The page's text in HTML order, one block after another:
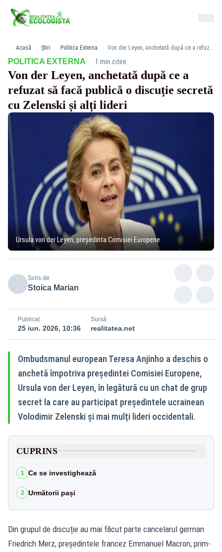
Acasă Știri Politica Externa Von der Leyen, anchetată după ce a refuzat să facă publică o discuție secretă cu Zelenski și alți lideri
POLITICA EXTERNA· 1 min citire
Von der Leyen, anchetată după ce a
refuzat să facă publică o discuție secretă
cu Zelenski și alți lideri
Ursula von der Leyen, președinta Comisiei Europene
Scris de
Stoica Marian
Publicat
25 iun. 2026, 10:36
Sursă
realitatea.net
Ombudsmanul european Teresa Anjinho a deschis o
anchetă împotriva președintei Comisiei Europene,
Ursula von der Leyen, în legătură cu un chat de grup
secret la care au participat președintele ucrainean
Volodimir Zelenski și mai mulți lideri occidentali.
CUPRINS
1 Ce se investighează
2 Următorii pași
Din grupul de discuție au mai făcut parte cancelarul german
Friedrich Merz, președintele francez Emmanuel Macron, prim-